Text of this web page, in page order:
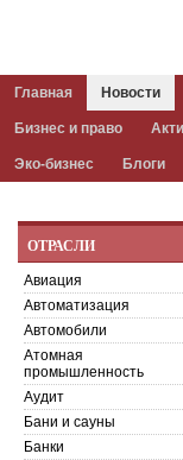
Главная Новости
Бизнес и право
Эко-бизнес Блоги
ОТРАСЛИ
Авиация
Автоматизация
Автомобили
Атомная
промышленность
Аудит
Бани и сауны
Банки